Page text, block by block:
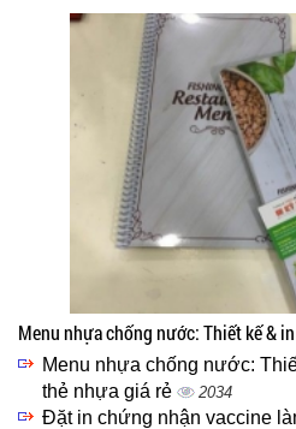
Menu nhựa chống nước: Thiết kế &
Menu nhựa chống nước:
thẻ nhựa giá rẻ
2034
Đặt in chứng nhận vaccine